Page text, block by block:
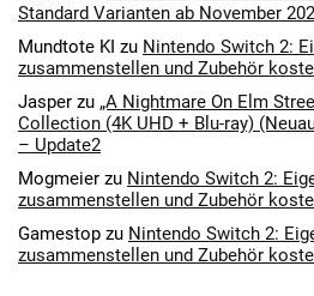
Standard Varianten ab November
Mundtote KI zu Nintendo Switch 2:
zusammenstellen und Zubehör
Jasper zu „A Nightmare On Elm
Collection (4K UHD + Blu-ray)
– Update2
Mogmeier zu Nintendo Switch 2:
zusammenstellen und Zubehör
Gamestop zu Nintendo Switch 2:
zusammenstellen und Zubehör